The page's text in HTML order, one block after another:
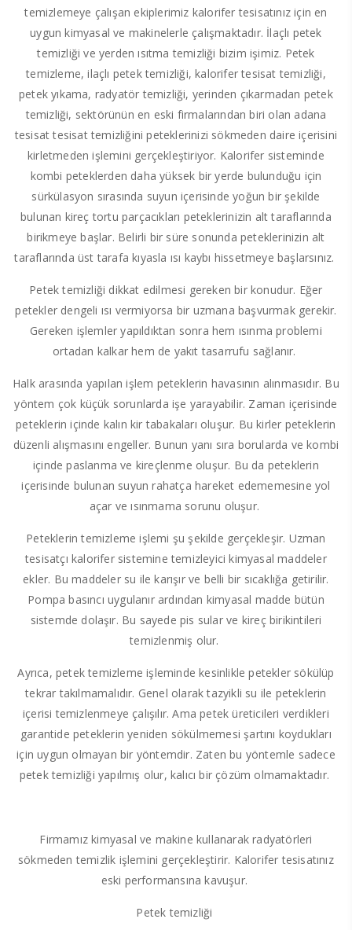
temizlemeye çalışan ekiplerimiz kalorifer tesisatınız için en
uygun kimyasal ve makinelerle çalışmaktadır. İlaçlı petek
temizliği ve yerden ısıtma temizliği bizim işimiz. Petek
temizleme, ilaçlı petek temizliği, kalorifer tesisat temizliği,
petek yıkama, radyatör temizliği, yerinden çıkarmadan petek
temizliği, sektörünün en eski firmalarından biri olan adana
tesisat tesisat temizliğini peteklerinizi sökmeden daire içerisini
kirletmeden işlemini gerçekleştiriyor. Kalorifer sisteminde
kombi peteklerden daha yüksek bir yerde bulunduğu için
sürkülasyon sırasında suyun içerisinde yoğun bir şekilde
bulunan kireç tortu parçacıkları peteklerinizin alt taraflarında
birikmeye başlar. Belirli bir süre sonunda peteklerinizin alt
taraflarında üst tarafa kıyasla ısı kaybı hissetmeye başlarsınız.
Petek temizliği dikkat edilmesi gereken bir konudur. Eğer
petekler dengeli ısı vermiyorsa bir uzmana başvurmak gerekir.
Gereken işlemler yapıldıktan sonra hem ısınma problemi
ortadan kalkar hem de yakıt tasarrufu sağlanır.
Halk arasında yapılan işlem peteklerin havasının alınmasıdır. Bu
yöntem çok küçük sorunlarda işe yarayabilir. Zaman içerisinde
peteklerin içinde kalın kir tabakaları oluşur. Bu kirler peteklerin
düzenli alışmasını engeller. Bunun yanı sıra borularda ve kombi
içinde paslanma ve kireçlenme oluşur. Bu da peteklerin
içerisinde bulunan suyun rahatça hareket edememesine yol
açar ve ısınmama sorunu oluşur.
Peteklerin temizleme işlemi şu şekilde gerçekleşir. Uzman
tesisatçı kalorifer sistemine temizleyici kimyasal maddeler
ekler. Bu maddeler su ile karışır ve belli bir sıcaklığa getirilir.
Pompa basıncı uygulanır ardından kimyasal madde bütün
sistemde dolaşır. Bu sayede pis sular ve kireç birikintileri
temizlenmiş olur.
Ayrıca, petek temizleme işleminde kesinlikle petekler sökülüp
tekrar takılmamalıdır. Genel olarak tazyikli su ile peteklerin
içerisi temizlenmeye çalışılır. Ama petek üreticileri verdikleri
garantide peteklerin yeniden sökülmemesi şartını koydukları
için uygun olmayan bir yöntemdir. Zaten bu yöntemle sadece
petek temizliği yapılmış olur, kalıcı bir çözüm olmamaktadır.
Firmamız kimyasal ve makine kullanarak radyatörleri
sökmeden temizlik işlemini gerçekleştirir. Kalorifer tesisatınız
eski performansına kavuşur.
Petek temizliği